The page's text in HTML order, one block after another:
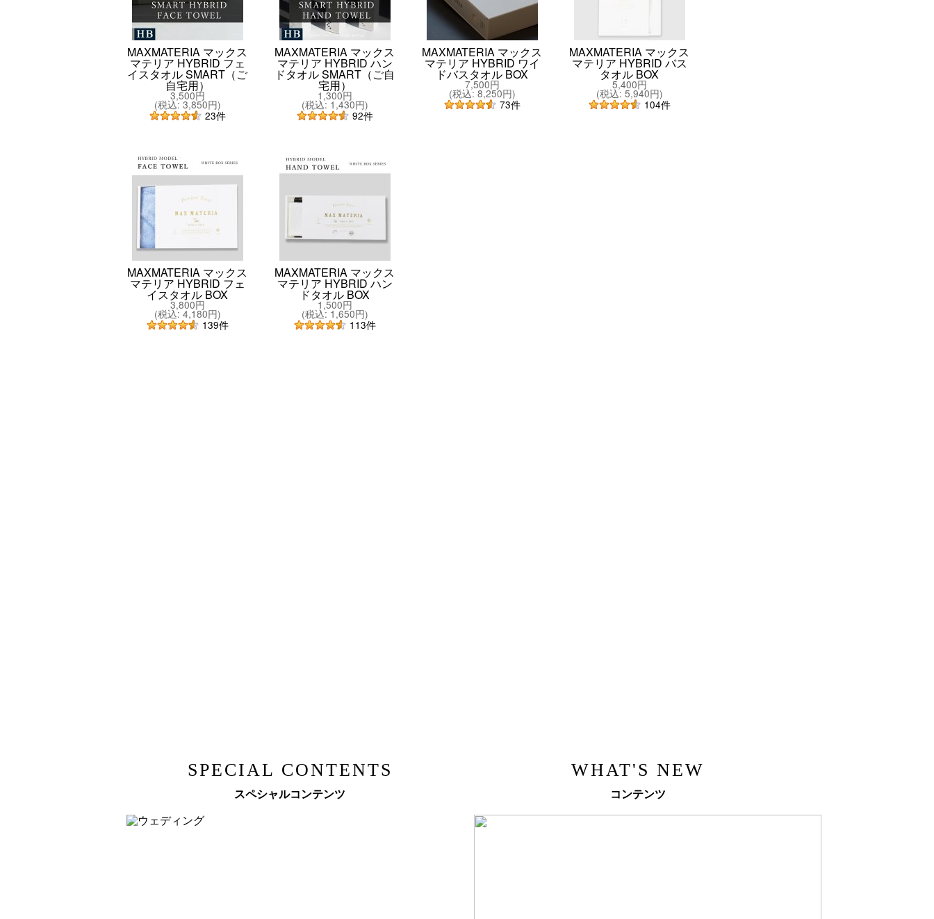
MAXMATERIA マックス
マテリア HYBRID フェ
イスタオル SMART（ご
自宅用）
3,500円
(税込: 3,850円)
23件
MAXMATERIA マックス
マテリア HYBRID ハン
ドタオル SMART（ご自
宅用）
1,300円
(税込: 1,430円)
92件
MAXMATERIA マックス
マテリア HYBRID ワイ
ドバスタオル BOX
7,500円
(税込: 8,250円)
73件
MAXMATERIA マックス
マテリア HYBRID バス
タオル BOX
5,400円
(税込: 5,940円)
104件
MAXMATERIA マックス
マテリア HYBRID フェ
イスタオル BOX
3,800円
(税込: 4,180円)
139件
MAXMATERIA マックス
マテリア HYBRID ハン
ドタオル BOX
1,500円
(税込: 1,650円)
113件
SPECIAL CONTENTS
スペシャルコンテンツ
WHAT'S NEW
コンテンツ